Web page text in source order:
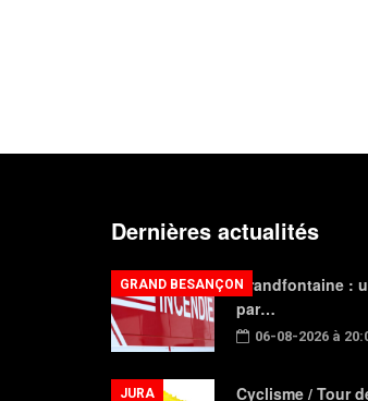
Dernières actualités
Grandfontaine :
par…
06-08-2026 à
GRAND BESANÇON
Cyclisme / Tour
JURA